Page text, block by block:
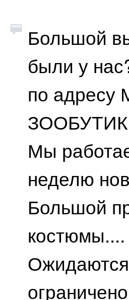
Большой
были у
по адресу
Мы
неделю
Большой
костюмы....